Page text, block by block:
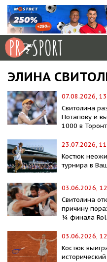
ЭЛИНА
07.08.2026,
Свитолина
Потапову и
1000 в
23.07.2026,
Костюк
турнира в
03.06.2026,
Свитолина
причину
¼ финала
03.06.2026,
Костюк